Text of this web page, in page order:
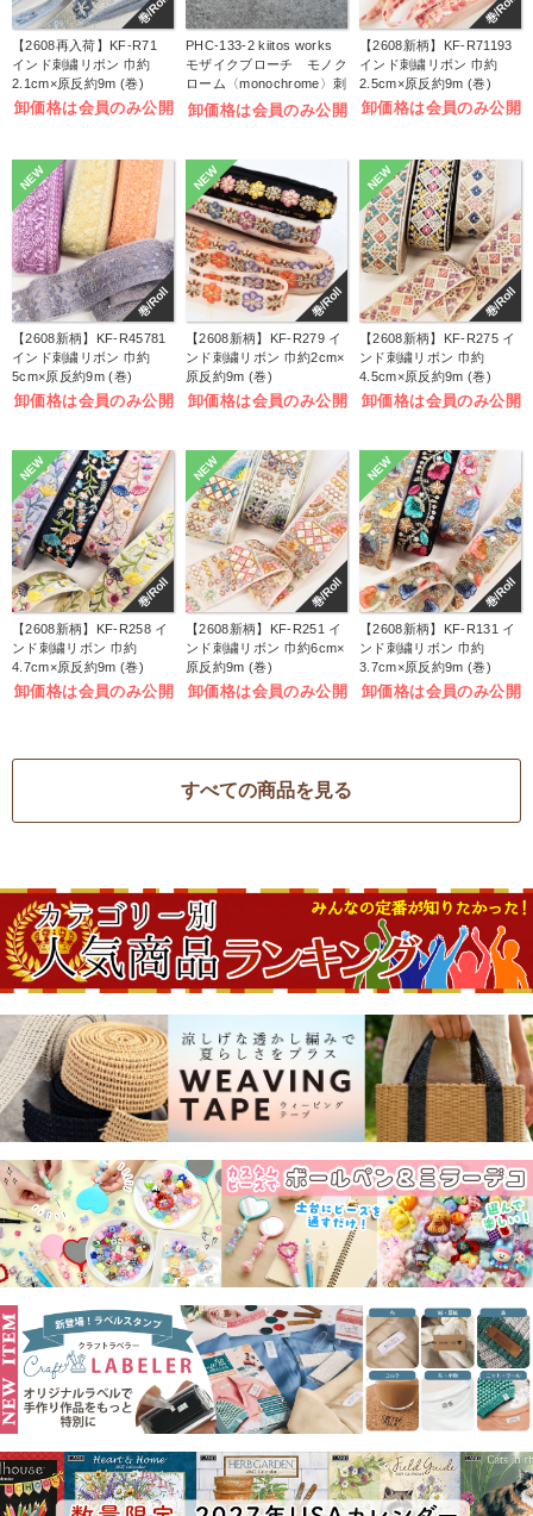
巻/Roll
【2608再入荷】KF-R71
インド刺繍リボン 巾約
2.1cm×原反約9m (巻)
卸価格は会員のみ公開
PHC-133-2 kiitos works
モザイクブローチ モノク
ローム〈monochrome〉刺
しゅうキット (袋)
卸価格は会員のみ公開
巻/Roll
【2608新柄】KF-R71193
インド刺繍リボン 巾約
2.5cm×原反約9m (巻)
卸価格は会員のみ公開
NEW
巻/Roll
【2608新柄】KF-R45781
インド刺繍リボン 巾約
5cm×原反約9m (巻)
卸価格は会員のみ公開
巻/Roll
NEW
【2608新柄】KF-R279 イ
ンド刺繍リボン 巾約2cm×
原反約9m (巻)
卸価格は会員のみ公開
巻/Roll
NEW
【2608新柄】KF-R275 イ
ンド刺繍リボン 巾約
4.5cm×原反約9m (巻)
卸価格は会員のみ公開
NEW
巻/Roll
【2608新柄】KF-R258 イ
ンド刺繍リボン 巾約
4.7cm×原反約9m (巻)
卸価格は会員のみ公開
NEW
巻/Roll
【2608新柄】KF-R251 イ
ンド刺繍リボン 巾約6cm×
原反約9m (巻)
卸価格は会員のみ公開
NEW
巻/Roll
【2608新柄】KF-R131 イ
ンド刺繍リボン 巾約
3.7cm×原反約9m (巻)
卸価格は会員のみ公開
すべての商品を見る